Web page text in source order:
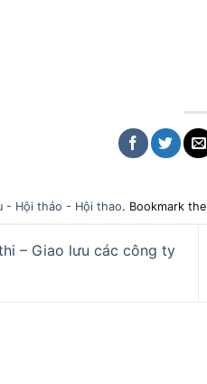
- Hội thảo - Hội thao. Bookmark the
– Giao lưu các công ty